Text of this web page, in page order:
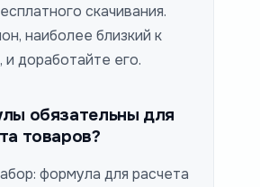
скачивания.
наиболее близкий к
доработайте его.
обязательны для
товаров?
формула для расчета